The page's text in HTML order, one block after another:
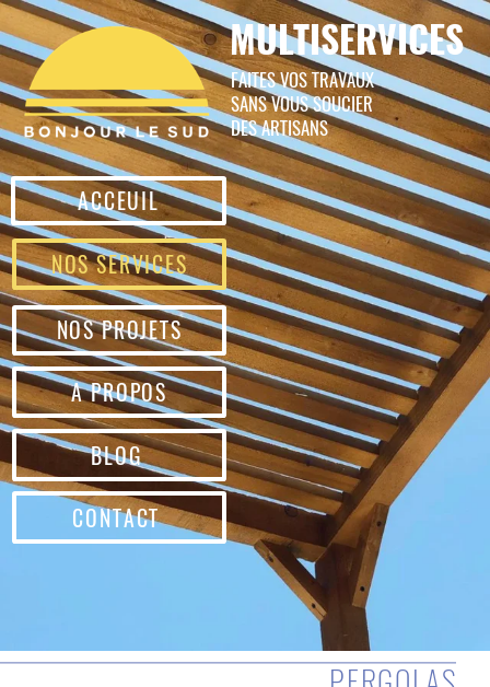
MULTISERVICES
FAITES VOS TRAVAUX
SANS VOUS SOUCIER
DES ARTISANS
ACCEUIL
NOS SERVICES
NOS PROJETS
A PROPOS
BLOG
CONTACT
PERGOLAS
DECOUVREZ
QUELQUES UNES DE
NOS REALISATIONS !